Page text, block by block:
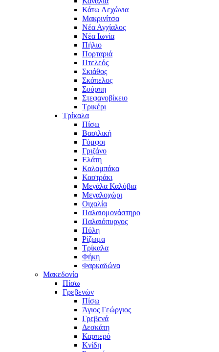
Κάτω Λεχώνια
Μακρινίτσα
Νέα Αγχίαλος
Νέα Ιωνία
Πήλιο
Πορταριά
Πτελεός
Σκιάθος
Σκόπελος
Σούρπη
Στεφανοβίκειο
Τρικέρι
Τρίκαλα
Πίσω
Βασιλική
Γόμφοι
Γριζάνο
Ελάτη
Καλαμπάκα
Καστράκι
Μεγάλα Καλύβια
Μεγαλοχώρι
Οιχαλία
Παλαιομονάστηρο
Παλαιόπυργος
Πύλη
Ρίζωμα
Τρίκαλα
Φήκη
Φαρκαδώνα
Μακεδονία
Πίσω
Γρεβενών
Πίσω
Άγιος Γεώργιος
Γρεβενά
Δεσκάτη
Καρπερό
Κνίδη